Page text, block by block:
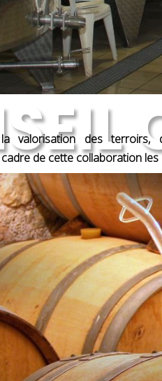
valorisation des
de cette collaboration